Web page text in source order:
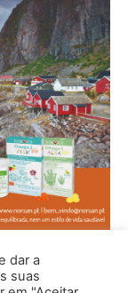
dar a
suas